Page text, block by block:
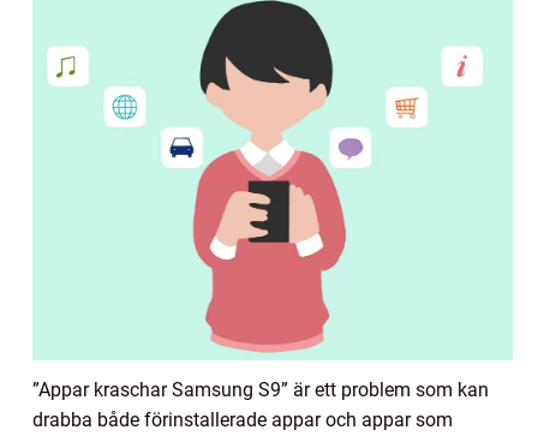
”Appar kraschar Samsung S9” är ett problem som kan
drabba både förinstallerade appar och appar som